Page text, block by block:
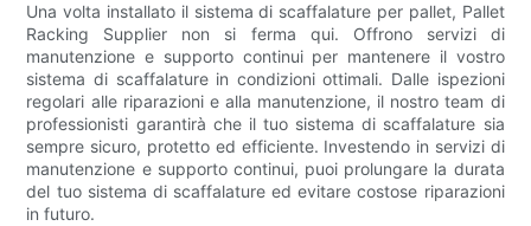
Una volta installato il sistema di scaffalature per pallet, Pallet
Racking Supplier non si ferma qui. Offrono servizi di
manutenzione e supporto continui per mantenere il vostro
sistema di scaffalature in condizioni ottimali. Dalle ispezioni
regolari alle riparazioni e alla manutenzione, il nostro team di
professionisti garantirà che il tuo sistema di scaffalature sia
sempre sicuro, protetto ed efficiente. Investendo in servizi di
manutenzione e supporto continui, puoi prolungare la durata
del tuo sistema di scaffalature ed evitare costose riparazioni
in futuro.